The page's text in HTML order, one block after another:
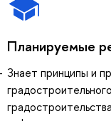
Планируемые
Знает принципы и